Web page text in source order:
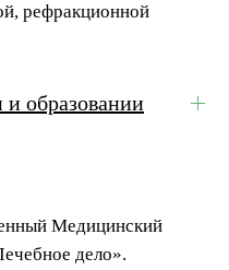
рефракционной
образовании
Медицинский
дело».